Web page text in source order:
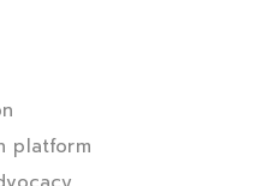
platform